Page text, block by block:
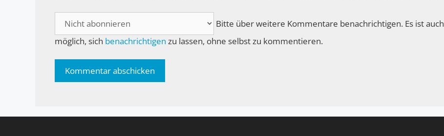
Bitte über weitere Kommentare benachrichtigen. Es ist auch
möglich, sich benachrichtigen zu lassen, ohne selbst zu kommentieren.